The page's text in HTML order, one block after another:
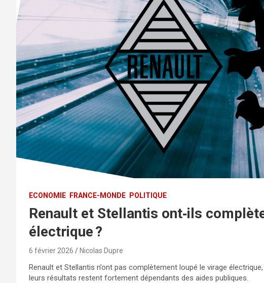
ECONOMIE FRANCE-MONDE POLITIQUE
Renault et Stellantis ont‑ils
électrique ?
6 février 2026 Nicolas Dupre
Renault et Stellantis n’ont pas complètement loupé le virage
leurs résultats restent fortement dépendants des aides publiques.